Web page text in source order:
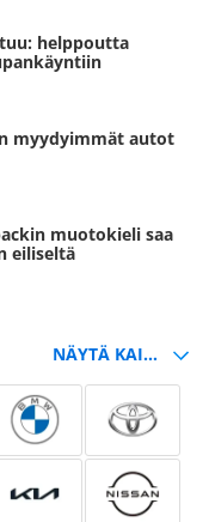
helppoutta
myydyimmät autot
muotokieli saa
eiliseltä